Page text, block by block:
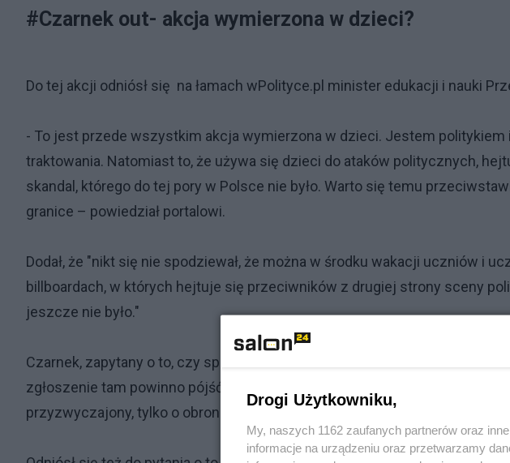
#Czarnek out- akcja wymierzona w dzieci?
Do tej akcji odniósł się na łamach wPolityce.pl minister edukacji i nauki
- To jest przede wszystkim akcja wymierzona w dzieci. Jestem
traktowania. Natomiast to, że używa się dzieci do ataków politycznych,
skandal, którego do tej pory w Polsce nie było. Warto się temu
granice – powiedział portalowi.
Dodał, że "nikt się nie spodziewał, że można w środku wakacji uczniów i
billboardach, w których hejtuje się przeciwników z drugiej strony sceny
jeszcze nie było."
Czarnek, zapytany o to, czy sprawą powinien zająć się Rzecznik Praw
zgłoszenie tam powinno pójść, bo to jest kwestia obrony dzieci. Nie mówię
przyzwyczajony, tylko o obronie dzieci".
Drogi Użytkowniku,
My, naszych 1162 zaufanych partnerów oraz
informacje na urządzeniu oraz przetwarzamy